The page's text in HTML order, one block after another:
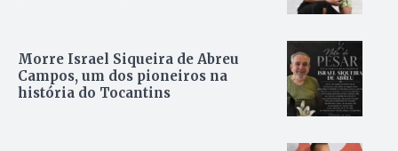
Morre Israel Siqueira de Abreu
Campos, um dos pioneiros na
história do Tocantins